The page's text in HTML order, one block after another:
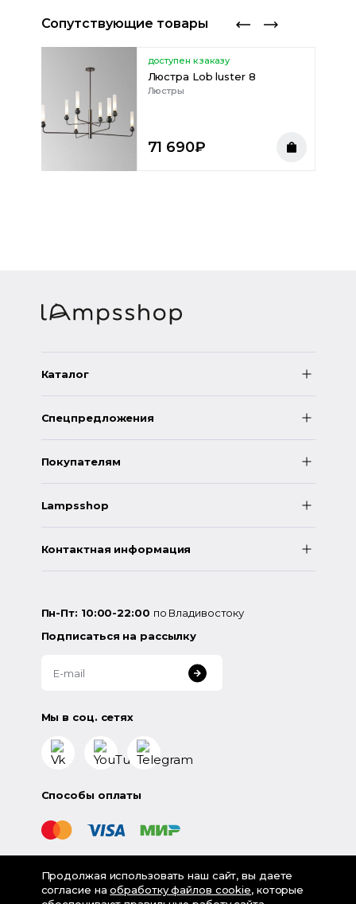
Сопутствующие товары
доступен к заказу
Люстра Lob luster 8
Люстры
71 690₽
Каталог
Спецпредложения
Покупателям
Lampsshop
Контактная информация
Пн-Пт: 10:00-22:00 по Владивостоку
Подписаться на рассылку
Мы в соц. сетях
Способы оплаты
©2026«LampsShop» - интернет-магазин люстр и
светильников
Продолжая использовать наш сайт, вы даете
согласие наобработку файлов cookie, которые